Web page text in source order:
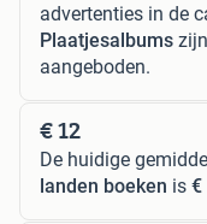
advertenties in de
Plaatjesalbums
aangeboden.
€ 12
De huidige
landen boeken is €